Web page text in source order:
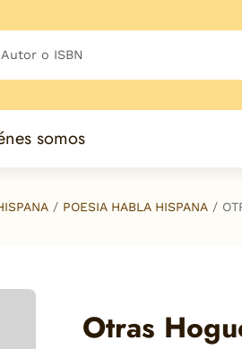
somos
POESIA HABLA HISPANA
Otras